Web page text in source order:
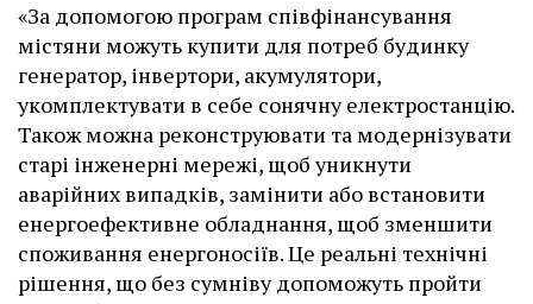
«За допомогою програм співфінансування
містяни можуть купити для потреб будинку
генератор, інвертори, акумулятори,
укомплектувати в себе сонячну електростанцію.
Також можна реконструювати та модернізувати
старі інженерні мережі, щоб уникнути
аварійних випадків, замінити або встановити
енергоефективне обладнання, щоб зменшити
споживання енергоносіїв. Це реальні технічні
рішення, що без сумніву допоможуть пройти